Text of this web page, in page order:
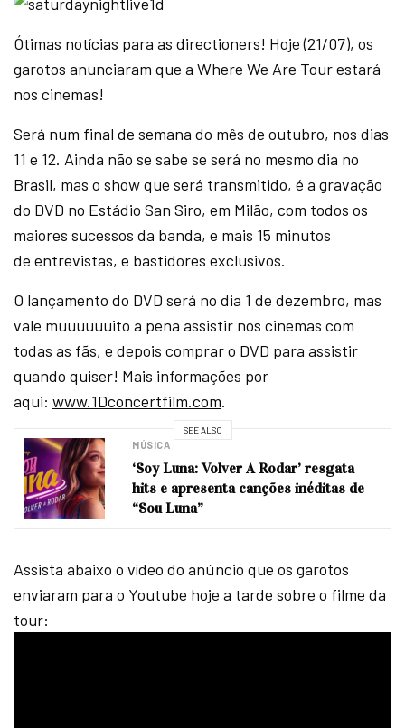
Ótimas notícias para as directioners! Hoje (21/07), os
garotos anunciaram que a Where We Are Tour estará
nos cinemas!
Será num final de semana do mês de outubro, nos dias
11 e 12. Ainda não se sabe se será no mesmo dia no
Brasil, mas o show que será transmitido, é a gravação
do DVD no Estádio San Siro, em Milão, com todos os
maiores sucessos da banda, e mais 15 minutos
de entrevistas, e bastidores exclusivos.
O lançamento do DVD será no dia 1 de dezembro, mas
vale muuuuuuito a pena assistir nos cinemas com
todas as fãs, e depois comprar o DVD para assistir
quando quiser! Mais informações por
aqui:www.1Dconcertfilm.com.
SEE ALSO
MÚSICA
‘Soy Luna: Volver A Rodar’ resgata
hits e apresenta canções inéditas de
“Sou Luna”
Assista abaixo o vídeo do anúncio que os garotos
enviaram para o Youtube hoje a tarde sobre o filme da
tour: